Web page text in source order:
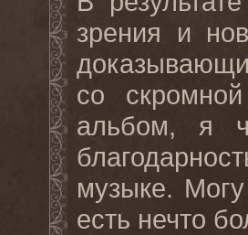
зрения и
со
альбом, я
музыке. Могу
есть нечто